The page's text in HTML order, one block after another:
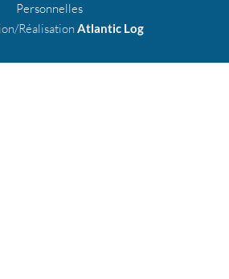
Personnelles
Réalisation Atlantic Log